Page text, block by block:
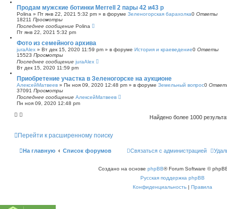
Продам мужские ботинки Merrell 2 пары 42 и43 р
Polina » Пт янв 22, 2021 5:32 pm » в форуме Зеленогорская барахолка0 Ответы
18211 Просмотры
Последнее сообщение Polina
Пт янв 22, 2021 5:32 pm
Фото из семейного архива
juraAlex » Вт дек 15, 2020 11:59 pm » в форуме История и краеведение0 Ответы
15523 Просмотры
Последнее сообщение juraAlex
Вт дек 15, 2020 11:59 pm
Приобретение участка в Зеленогорске на аукционе
АлексейМатвеев » Пн ноя 09, 2020 12:48 pm » в форуме Земельный вопрос0
37091 Просмотры
Последнее сообщение АлексейМатвеев
Пн ноя 09, 2020 12:48 pm
Найдено более 1000
Перейти к расширенному поиску
На главную Список форумов Связаться с администрацией
Создано на основе phpBB® Forum Software ©
Русская поддержка phpBB
Конфиденциальность | Правила